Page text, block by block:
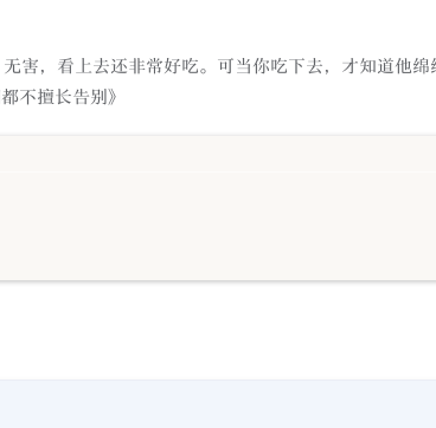
害，看上去还非常好吃。可当你吃下去，才知道他
不擅长告别》